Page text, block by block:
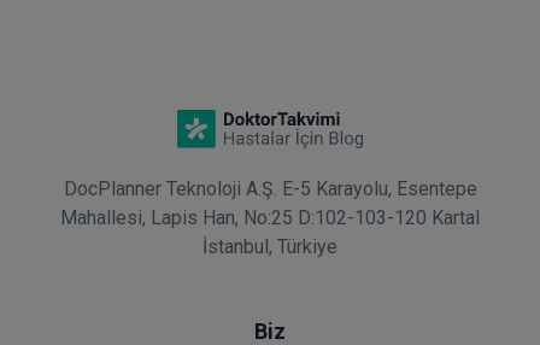
DocPlanner Teknoloji A.Ş. E-5 Karayolu, Esentepe
Mahallesi, Lapis Han, No:25 D:102-103-120 Kartal
İstanbul, Türkiye
Biz